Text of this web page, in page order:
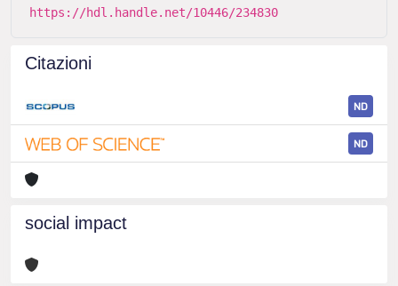
https://hdl.handle.net/10446/234830
Citazioni
ND
ND
social impact